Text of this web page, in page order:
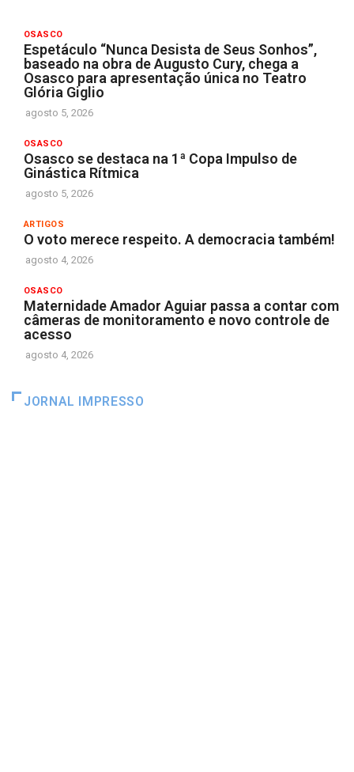
OSASCO
Espetáculo “Nunca Desista de Seus Sonhos”,
baseado na obra de Augusto Cury, chega a
Osasco para apresentação única no Teatro
Glória Giglio
agosto 5, 2026
OSASCO
Osasco se destaca na 1ª Copa Impulso de
Ginástica Rítmica
agosto 5, 2026
ARTIGOS
O voto merece respeito. A democracia também!
agosto 4, 2026
OSASCO
Maternidade Amador Aguiar passa a contar com
câmeras de monitoramento e novo controle de
acesso
agosto 4, 2026
JORNAL IMPRESSO